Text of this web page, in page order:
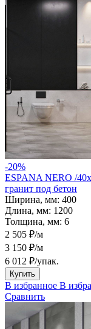
-20%
ESPANA NERO /
гранит под бетон
Ширина, мм: 400
Длина, мм: 1200
Толщина, мм: 6
2 505 ₽/м
3 150 ₽/м
6 012 ₽/упак.
Купить
В избранное В
Сравнить